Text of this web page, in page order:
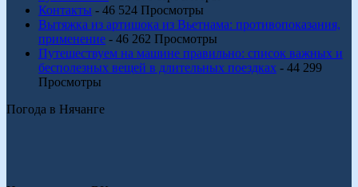
Контакты - 46 524 Просмотры
Вытяжка из артишока из Вьетнама: противопоказания,
применение - 46 262 Просмотры
Путешествуем на машине правильно: список важных и
бесполезных вещей в длительных поездках - 44 299
Просмотры
Погода в Нячанге